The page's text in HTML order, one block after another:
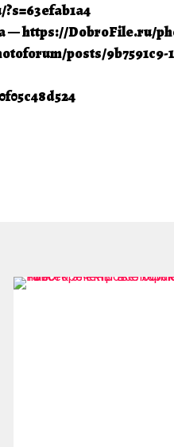
— https://DobroFile.ru/
posts/9b7591c9-